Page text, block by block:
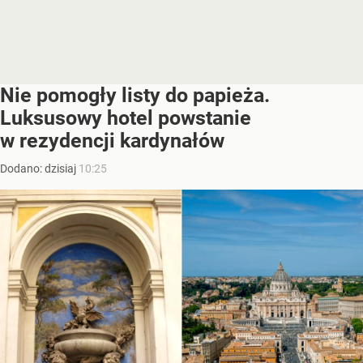
Nie pomogły listy do papieża.
Luksusowy hotel powstanie
w rezydencji kardynałów
Dodano:dzisiaj 10:25